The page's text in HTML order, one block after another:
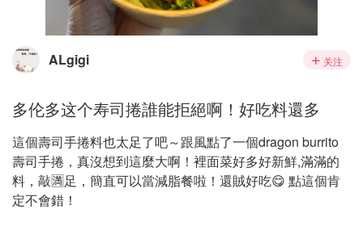
ALgigi 关注
多伦多这个寿司捲誰能拒絕啊！好吃料還多
這個壽司手捲料也太足了吧～跟風點了一個dragon burrito
壽司手捲，真沒想到這麼大啊！裡面菜好多好新鮮,滿滿的
料，敲🈵足，簡直可以當減脂餐啦！還賊好吃😋 點這個肯
定不會錯！